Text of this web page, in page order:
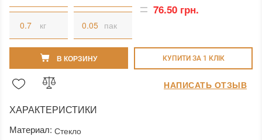
кг пак
76.50 грн.
В КОРЗИНУ КУПИТИ ЗА 1 КЛIК
ХАРАКТЕРИСТИКИ
Материал: Стекло
НАПИСАТЬ ОТЗЫВ